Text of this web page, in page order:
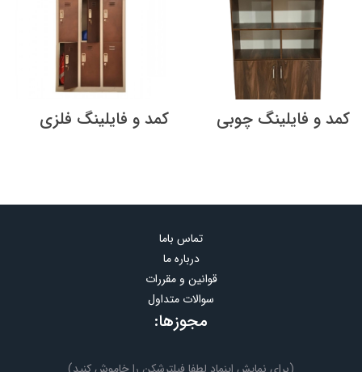
کمد و فایلینگ چوبی کمد و فایلینگ فلزی
تماس باما
درباره ما
قوانین و مقررات
سوالات متداول
مجوزها: